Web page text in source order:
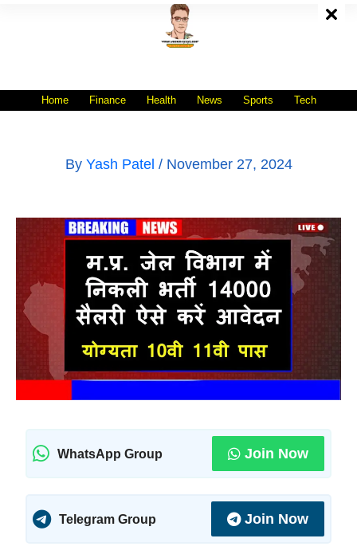
Home Finance Health News Sports Tech
By Yash Patel / November 27, 2024
WhatsApp Group Join Now
Telegram Group Join Now